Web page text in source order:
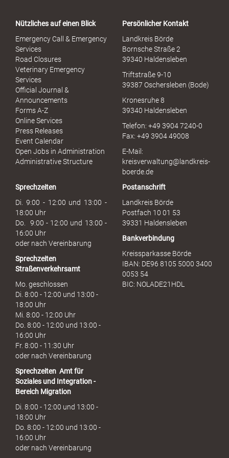
u
h
Nützliches auf einen Blick
Emergency Call & Emergency
Services
Road Closures
Veterinary Emergency
Services
Official Journal &
Announcements
Forms A-Z
Online Services
Press Releases
Event Calendar
Open Jobs in Administration
Administrative Structure
Persönlicher Kontakt
Landkreis Börde
Bornsche Straße 2
39340 Haldensleben
Triftstraße 9-10
39387 Oschersleben (Bode)
Kronesruhe 8
39340 Haldensleben
Telefon: +49 3904 7240-0
Fax: +49 3904 49008
E-Mail:
kreisverwaltung@landkreis-
boerde.de
Sprechzeiten
Di. 9:00 - 12:00 und 13:00 -
18:00 Uhr
Do. 9:00 - 12:00 und 13:00 -
16:00 Uhr
oder nach Vereinbarung
Sprechzeiten
Straßenverkehrsamt
Mo. geschlossen
Di. 8:00 - 12:00 und 13:00 -
18:00 Uhr
Mi. 8:00 - 12:00 Uhr
Do. 8:00 - 12:00 und 13:00 -
16:00 Uhr
Fr. 8:00 - 11:30 Uhr
oder nach Vereinbarung
Sprechzeiten Amt für
Soziales und Integration -
Bereich Migration
Di. 8:00 - 12:00 und 13:00 -
18:00 Uhr
Do. 8:00 - 12:00 und 13:00 -
16:00 Uhr
oder nach Vereinbarung
Postanschrift
Landkreis Börde
Postfach 10 01 53
39331 Haldensleben
Bankverbindung
Kreissparkasse Börde
IBAN: DE96 8105 5000 3400
0053 54
BIC: NOLADE21HDL